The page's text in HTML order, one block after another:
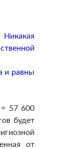
и равны
= 57 600
будет
от